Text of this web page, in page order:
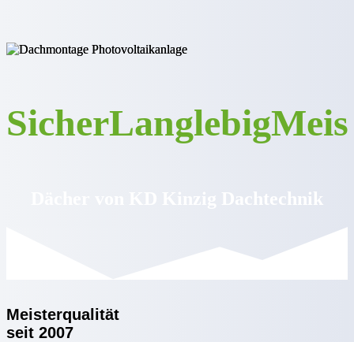
SicherLanglebig
Dächer von KD Kinzig Dachtechnik
Meisterqualität
seit 2007